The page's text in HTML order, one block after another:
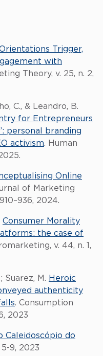
Trigger,
with
Theory, v. 25, n. 2,
C., & Leandro, B.
for Entrepreneurs
personal branding
activism. Human
Online
of Marketing
2024.
Consumer Morality
the case of
v. 44, n. 1,
Suarez, M. Heroic
authenticity
. Consumption
2023
Caleidoscópio do
5-9, 2023